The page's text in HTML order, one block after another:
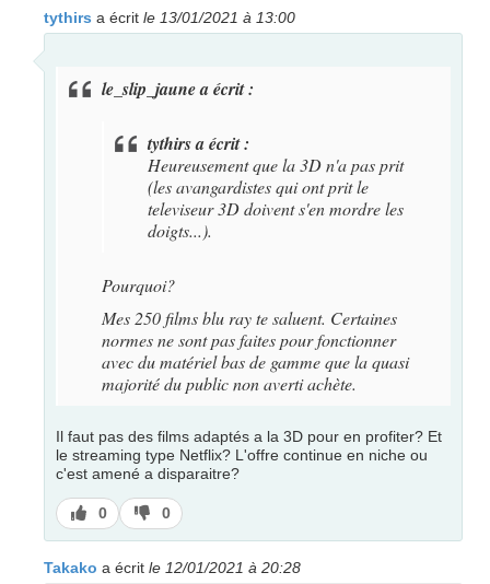
tythirs a écrit le 13/01/2021 à 13:00
le_slip_jaune a écrit :
tythirs a écrit :
Heureusement que la 3D n'a pas prit
(les avangardistes qui ont prit le
televiseur 3D doivent s'en mordre les
doigts...).
Pourquoi?
Mes 250 films blu ray te saluent. Certaines
normes ne sont pas faites pour fonctionner
avec du matériel bas de gamme que la quasi
majorité du public non averti achète.
Il faut pas des films adaptés a la 3D pour en profiter? Et
le streaming type Netflix? L'offre continue en niche ou
c'est amené a disparaitre?
J’aime
0
J’aime
pas
0
Takako a écrit le 12/01/2021 à 20:28